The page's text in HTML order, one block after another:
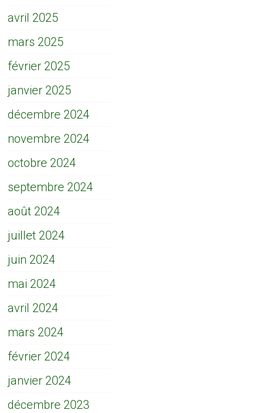
avril 2025
mars 2025
février 2025
janvier 2025
décembre 2024
novembre 2024
octobre 2024
septembre 2024
août 2024
juillet 2024
juin 2024
mai 2024
avril 2024
mars 2024
février 2024
janvier 2024
décembre 2023